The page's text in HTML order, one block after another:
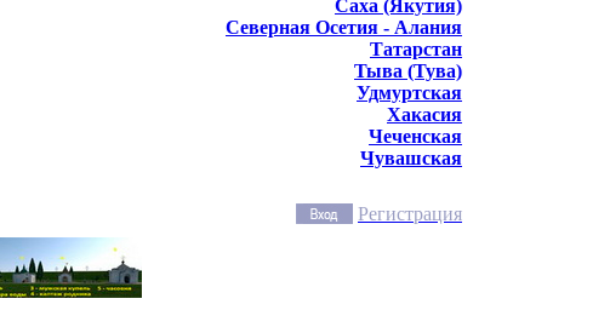
Саха (Якутия)
Северная Осетия - Алания
Татарстан
Тыва (Тува)
Удмуртская
Хакасия
Чеченская
Чувашская
Регистрация